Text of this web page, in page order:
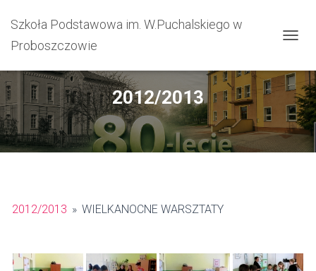
Szkoła Podstawowa im. W.Puchalskiego w
Proboszczowie
2012/2013
2012/2013 » WIELKANOCNE WARSZTATY